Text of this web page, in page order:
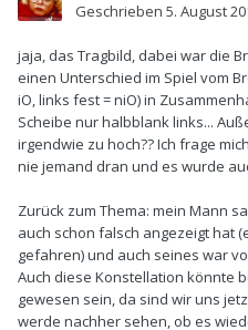
Geschrieben 5. August
jaja, das Tragbild, dabei war die
einen Unterschied im Spiel vom
iO, links fest = niO) in
Scheibe nur halbblank links...
irgendwie zu hoch?? Ich frage
nie jemand dran und es wurde
Zurück zum Thema: mein Mann
auch schon falsch angezeigt hat
gefahren) und auch seines war
Auch diese Konstellation könnte
gewesen sein, da sind wir uns
werde nachher sehen, ob es